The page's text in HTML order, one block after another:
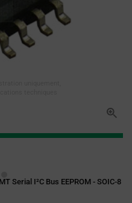
Serial I²C Bus EEPROM - SOIC-8